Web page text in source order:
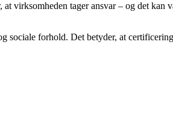
virksomheden tager ansvar – og det kan
forhold. Det betyder, at